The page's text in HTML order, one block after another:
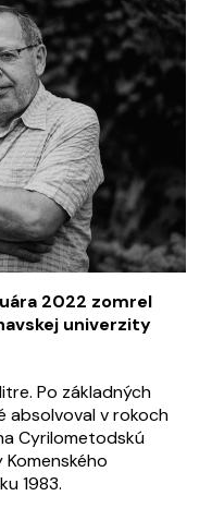
2022 zomrel
univerzity
Po základných
absolvoval v rokoch
Cyrilometodskú
1983.